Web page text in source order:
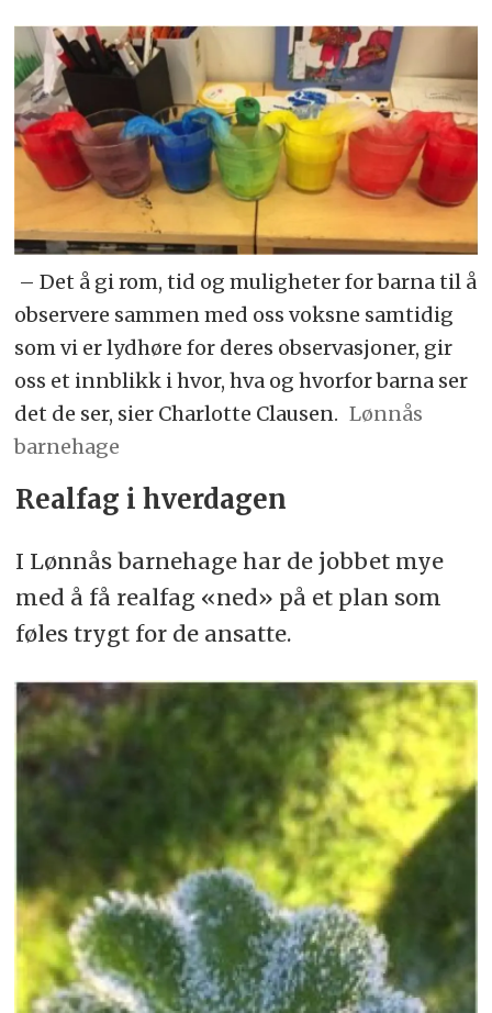
– Det å gi rom, tid og muligheter for barna til å
observere sammen med oss voksne samtidig
som vi er lydhøre for deres observasjoner, gir
oss et innblikk i hvor, hva og hvorfor barna ser
det de ser, sier Charlotte Clausen. Lønnås
barnehage
Realfag i hverdagen
I Lønnås barnehage har de jobbet mye
med å få realfag «ned» på et plan som
føles trygt for de ansatte.